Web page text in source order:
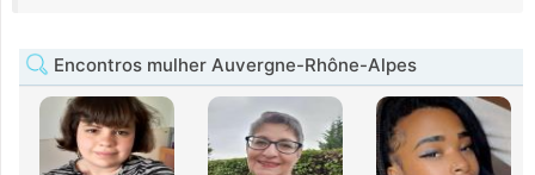
Encontros mulher Auvergne-Rhône-Alpes